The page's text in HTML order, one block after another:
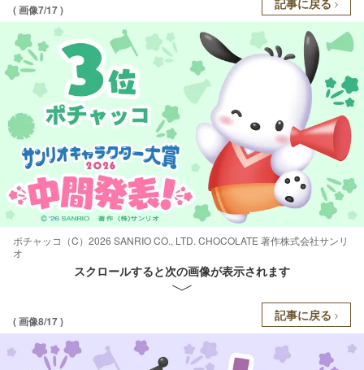
( 画像7/17 )
ポチャッコ（C）2026 SANRIO CO., LTD. CHOCOLATE 著作株式会社サンリ
オ
スクロールすると次の画像が表示されます
( 画像8/17 ) 記事に戻る